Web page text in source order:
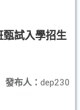
試入學招生
發布人： dep230